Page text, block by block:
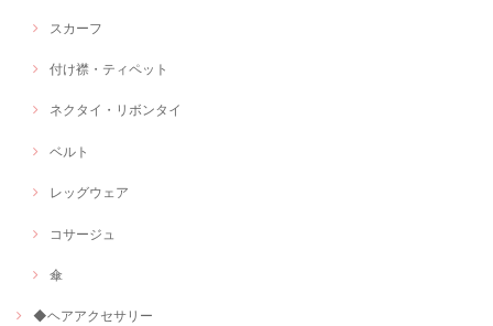
スカーフ
付け襟・ティペット
ネクタイ・リボンタイ
ベルト
レッグウェア
コサージュ
傘
◆ヘアアクセサリー